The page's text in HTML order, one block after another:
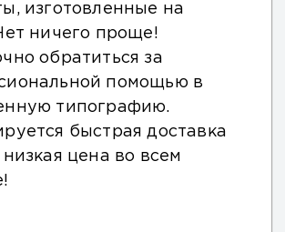
изготовленные на
ничего проще!
обратиться за
помощью в
типографию.
быстрая доставка
цена во всем